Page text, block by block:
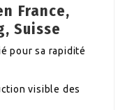
France,
Suisse
pour sa rapidité
visible des